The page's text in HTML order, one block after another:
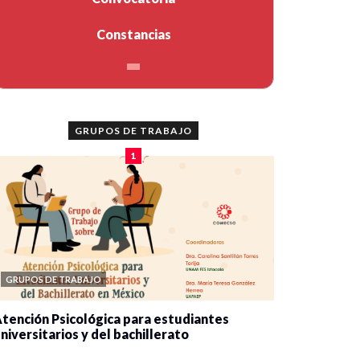
Constancias
GRUPOS DE TRABAJO
1
GRUPOS DE TRABAJO
Psicológica para estudiantes
y del bachillerato